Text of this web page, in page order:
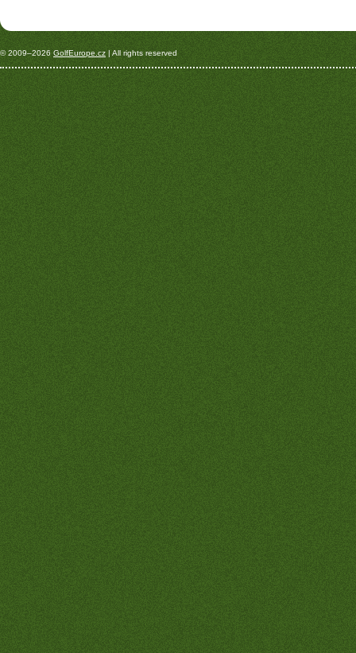
© 2009–2026 GolfEurope.cz| All rights reserved